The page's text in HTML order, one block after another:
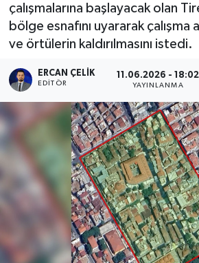
çalışmalarına başlayacak olan
bölge esnafını uyararak çalışma
ve örtülerin kaldırılmasını istedi.
ERCAN ÇELIK
EDITÖR
11.06.2026 - 18:02
YAYINLANMA
Son Dakika Haberleri
Haber Arşivi